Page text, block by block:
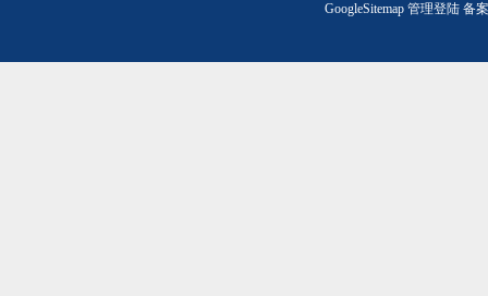
GoogleSitemap 管理登陆 备